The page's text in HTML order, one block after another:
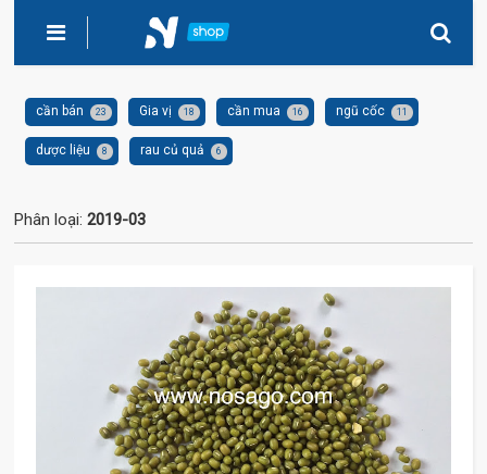
cần bán 23 Gia vị 18 cần mua 16 ngũ cốc 11
dược liệu 8 rau củ quả 6
Phân loại:2019-03